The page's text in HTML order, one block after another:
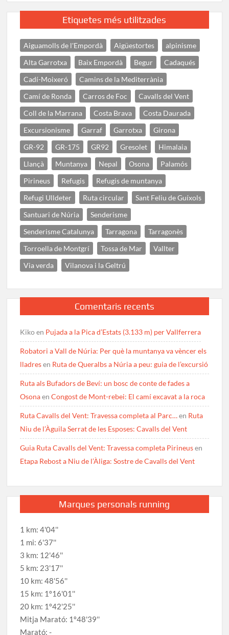
Etiquetes més utilitzades
Aiguamolls de l'Empordà Aigüestortes
alpinisme
Alta Garrotxa
Baix Empordà Begur
Cadaqués
Cadí-Moixeró
Camins de la Mediterrània
Camí de Ronda
Carros de Foc
Cavalls del Vent
Coll de la Marrana
Costa Brava
Costa Daurada
Excursionisme
Garraf Garrotxa
Girona
GR-92
GR-175 GR92 Gresolet
Himalaia
Llançà
Muntanya Nepal Osona
Palamós
Pirineus
Refugis
Refugis de muntanya
Refugi Ulldeter
Ruta circular
Sant Feliu de Guíxols
Santuari de Núria
Senderisme
Senderisme Catalunya
Tarragona
Tarragonès
Torroella de Montgrí
Tossa de Mar
Vallter
Via verda
Vilanova i la Geltrú
Comentaris recents
Kikoen Pujada a la Pica d’Estats (3.133 m) per Vallferrera
Robatori a Vall de Núria: Per què la muntanya va vèncer els
lladresen Ruta de Queralbs a Núria a peu: guia de l’excursió
Ruta als Bufadors de Beví: un bosc de conte de fades a
OsonaenCongost de Mont-rebei: El camí excavat a la roca
Ruta Cavalls del Vent: Travessa completa al Parc…en Ruta
Niu de l’Àguila Serrat de les Esposes: Cavalls del Vent
Guia Ruta Cavalls del Vent: Travessa completa Pirineusen
Etapa Rebost a Niu de l’Àliga: Sostre de Cavalls del Vent
Marques personals running
1 km: 4'04''
1 mi: 6'37''
3 km: 12'46''
5 km: 23'17''
10 km: 48'56''
15 km: 1º16'01''
20 km: 1º42'25''
Mitja Marató: 1º48'39''
Marató: -